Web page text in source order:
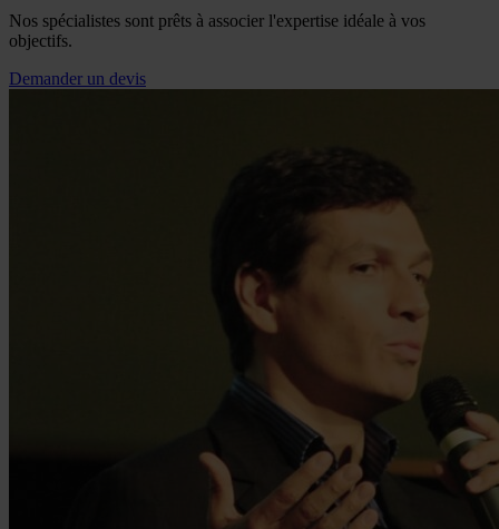
Nos spécialistes sont prêts à associer l'expertise idéale à vos
objectifs.
Demander un devis